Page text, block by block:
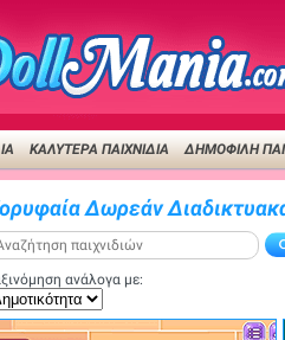
ΚΑΛΥΤΕΡΑ ΠΑΙΧΝΙΔΙΑ ΔΗΜΟΦΙΛΉ
Δωρεάν
ανάλογα με: